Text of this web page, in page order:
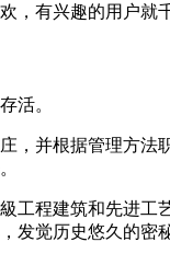
，有兴趣的用户就
活。
，并根据管理方法
工程建筑和先进工
发觉历史悠久的密秘